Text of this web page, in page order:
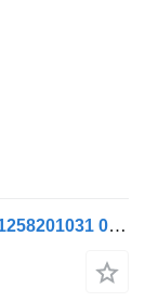
Unitate de control Bosch 0281020583 51258201031 0281020583 pentru cap tractor MAN TGX TGS TG3